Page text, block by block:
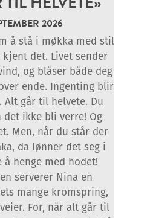
2026
å stå i møkka med stil
det. Livet sender
og blåser både deg
ende. Ingenting blir
Alt går til helvete. Du
det ikke bli verre! Og
Men, når du står der
da lønner det seg i
henge med hodet!
serverer Nina en
mange kromspring,
For, når alt går til